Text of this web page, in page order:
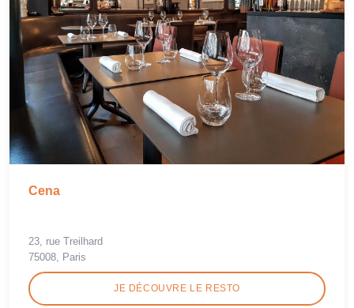
Cena
23, rue Treilhard
75008, Paris
JE DÉCOUVRE LE RESTO